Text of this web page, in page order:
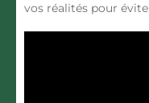
vos réalités pour